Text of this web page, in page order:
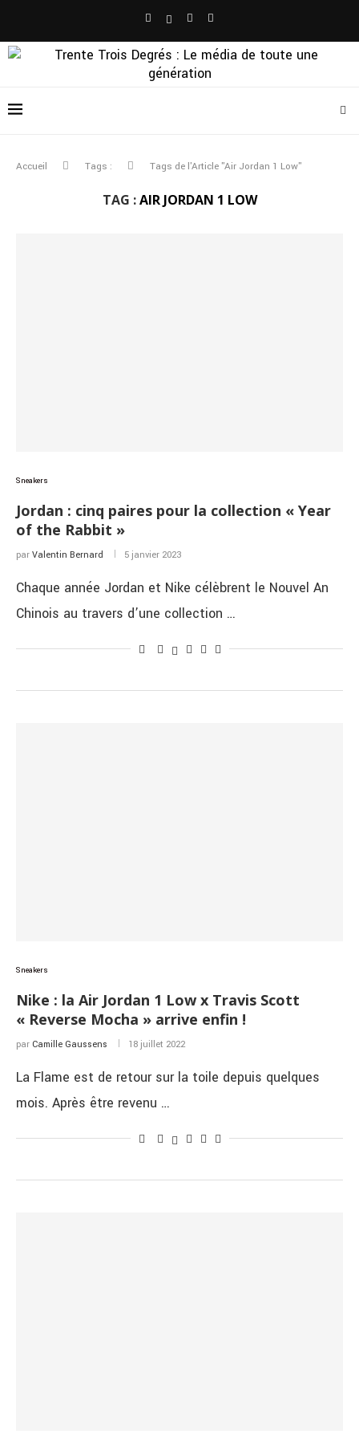
Accueil Tags : Tags de l'Article "Air Jordan 1 Low"
TAG :AIR JORDAN 1 LOW
Sneakers
Jordan : cinq paires pour la collection « Year
of the Rabbit »
par Valentin Bernard 5 janvier 2023
Chaque année Jordan et Nike célèbrent le Nouvel An
Chinois au travers d’une collection …
Sneakers
Nike : la Air Jordan 1 Low x Travis Scott
« Reverse Mocha » arrive enfin !
par Camille Gaussens 18 juillet 2022
La Flame est de retour sur la toile depuis quelques
mois. Après être revenu …